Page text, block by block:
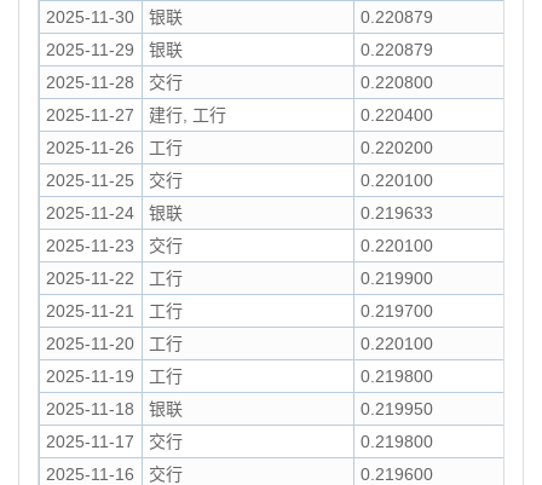
2025-11-30
银联
0.220879
2025-11-29
银联
0.220879
2025-11-28
交行
0.220800
2025-11-27
建行, 工行
0.220400
2025-11-26
工行
0.220200
2025-11-25
交行
0.220100
2025-11-24
银联
0.219633
2025-11-23
交行
0.220100
2025-11-22
工行
0.219900
2025-11-21
工行
0.219700
2025-11-20
工行
0.220100
2025-11-19
工行
0.219800
2025-11-18
银联
0.219950
2025-11-17
交行
0.219800
2025-11-16
交行
0.219600